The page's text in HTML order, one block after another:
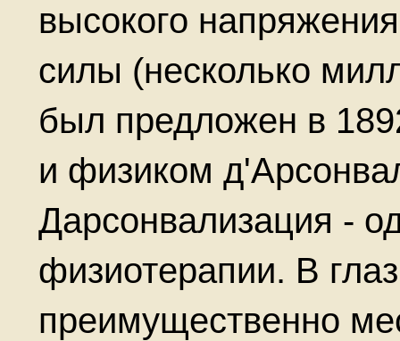
высокого
силы (несколько
был предложен в
и физиком
Дарсонвализация -
физиотерапии. В
преимущественно